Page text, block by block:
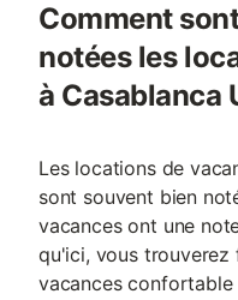
Comment
notées les
à Casablanca
Les locations de
sont souvent bien
vacances ont une
qu'ici, vous trouverez
vacances